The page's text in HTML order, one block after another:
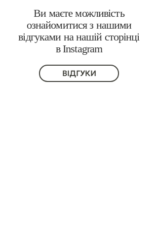
Ви маєте можливість
ознайомитися з нашими
відгуками на нашій сторінці
в Instagram
ВІДГУКИ